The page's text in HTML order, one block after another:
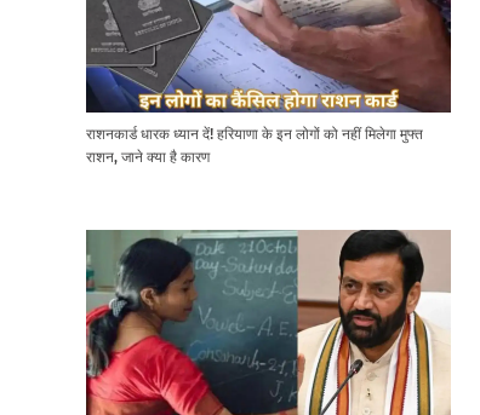
राशनकार्ड धारक ध्यान दें! हरियाणा के इन लोगों को नहीं मिलेगा मुफ्त
राशन, जाने क्या है कारण